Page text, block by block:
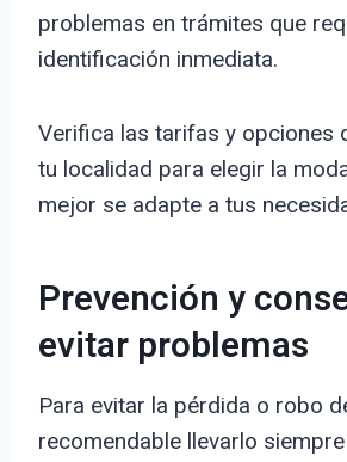
problemas en trámites que
identificación inmediata.
Verifica las tarifas y opciones
tu localidad para elegir la
mejor se adapte a tus
Prevención y
evitar problemas
Para evitar la pérdida o robo
recomendable llevarlo